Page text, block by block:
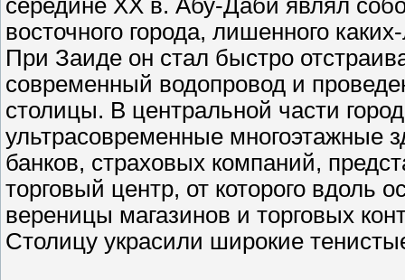
середине ХХ в. Абу-Даби являл
восточного города, лишенного
При Заиде он стал быстро
современный водопровод и
столицы. В центральной части
ультрасовременные многоэтажные
банков, страховых компаний,
торговый центр, от которого вдоль
вереницы магазинов и торговых
Столицу украсили широкие